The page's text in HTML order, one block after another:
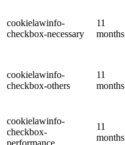
cookielawinfo-
checkbox-necessary
11
months
cookielawinfo-
checkbox-others
11
months
cookielawinfo-
checkbox-
performance
11
months